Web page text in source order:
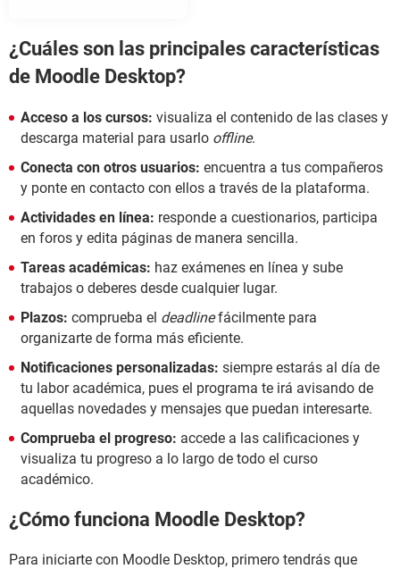
¿Cuáles son las principales características
de Moodle Desktop?
Acceso a los cursos: visualiza el contenido de las clases y
descarga material para usarlo offline.
Conecta con otros usuarios: encuentra a tus compañeros
y ponte en contacto con ellos a través de la plataforma.
Actividades en línea: responde a cuestionarios, participa
en foros y edita páginas de manera sencilla.
Tareas académicas: haz exámenes en línea y sube
trabajos o deberes desde cualquier lugar.
Plazos: comprueba el deadlinefácilmente para
organizarte de forma más eficiente.
Notificaciones personalizadas: siempre estarás al día de
tu labor académica, pues el programa te irá avisando de
aquellas novedades y mensajes que puedan interesarte.
Comprueba el progreso: accede a las calificaciones y
visualiza tu progreso a lo largo de todo el curso
académico.
¿Cómo funciona Moodle Desktop?
Para iniciarte con Moodle Desktop, primero tendrás que